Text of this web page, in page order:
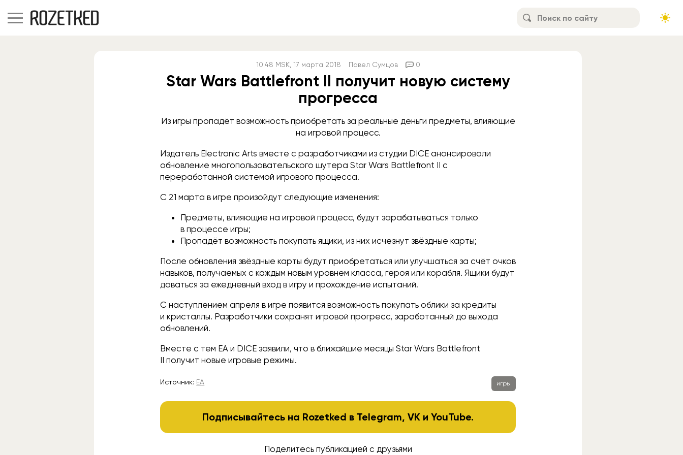
10:48 MSK, 17 марта 2018 Павел Сумцов 0
Star Wars Battlefront II получит новую систему
прогресса
Из игры пропадёт возможность приобретать за реальные деньги предметы, влияющие
на игровой процесс.
Издатель Electronic Arts вместе с разработчиками из студии DICE анонсировали
обновление многопользовательского шутера Star Wars Battlefront II с
переработанной системой игрового процесса.
С 21 марта в игре произойдут следующие изменения:
Предметы, влияющие на игровой процесс, будут зарабатываться только
в процессе игры;
Пропадёт возможность покупать ящики, из них исчезнут звёздные карты;
После обновления звёздные карты будут приобретаться или улучшаться за счёт очков
навыков, получаемых с каждым новым уровнем класса, героя или корабля. Ящики будут
даваться за ежедневный вход в игру и прохождение испытаний.
С наступлением апреля в игре появится возможность покупать облики за кредиты
и кристаллы. Разработчики сохранят игровой прогресс, заработанный до выхода
обновлений.
Вместе с тем EA и DICE заявили, что в ближайшие месяцы Star Wars Battlefront
II получит новые игровые режимы.
Источник: EA игры
Подписывайтесь на Rozetked в Telegram,VK иYouTube.
Поделитесь публикацией с друзьями